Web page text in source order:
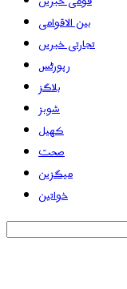
بین الاقوامی
تجارتی خبریں
رپورٹس
بلاگز
شوبز
کھیل
صحت
میگزین
خواتین